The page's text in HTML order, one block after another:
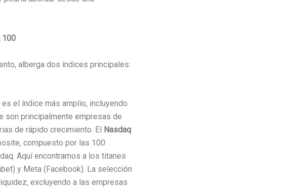
100
alberga dos índices principales:
es el índice más amplio, incluyendo
son principalmente empresas de
de rápido crecimiento. El Nasdaq
compuesto por las 100
Aquí encontramos a los titanes
y Meta (Facebook). La selección
excluyendo a las empresas